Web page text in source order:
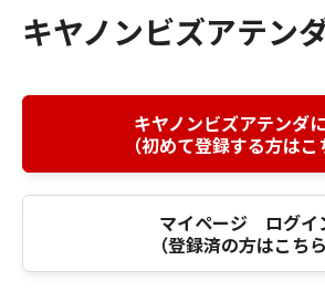
キヤノンビズアテン
キヤノンビズアテンダ
（初めて登録する方はこ
マイページ ログイ
（登録済の方はこちら